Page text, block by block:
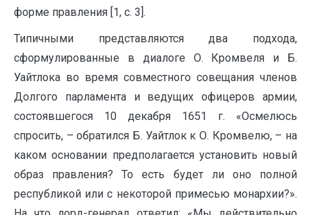
форме правления [1, с. 3].
Типичными представляются два подхода,
сформулированные в диалоге О. Кромвеля и Б.
Уайтлока во время совместного совещания членов
Долгого парламента и ведущих офицеров армии,
состоявшегося 10 декабря 1651 г. «Осмелюсь
спросить, – обратился Б. Уайтлок к О. Кромвелю, – на
каком основании предполагается установить новый
образ правления? То есть будет ли оно полной
республикой или с некоторой примесью монархии?».